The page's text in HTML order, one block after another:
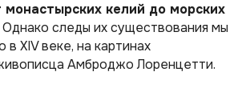
монастырских келий до морских
Однако следы их существования мы
в XIV веке, на картинах
Амброджо Лоренцетти.